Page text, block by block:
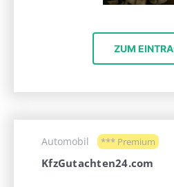
ZUM
Automobil *** Premium
KfzGutachten24.com